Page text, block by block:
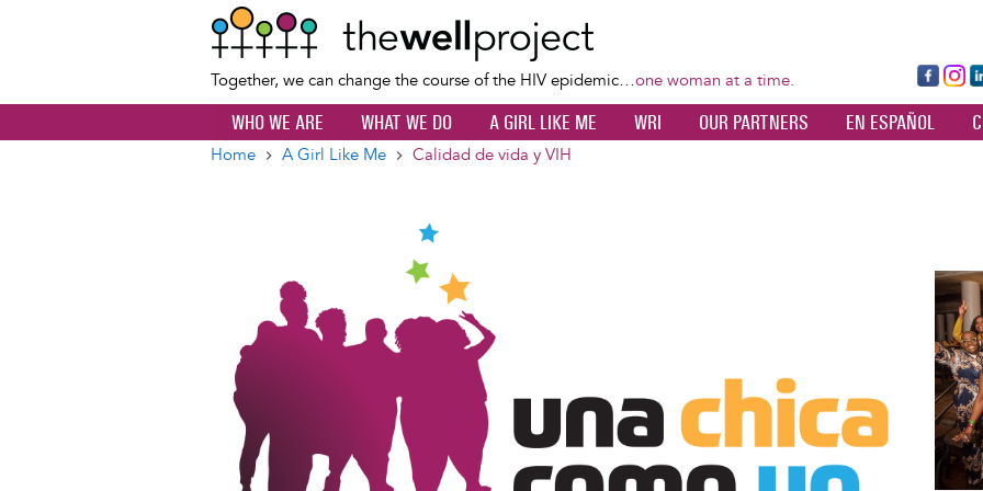
content
Together, we can change the course of the HIV epidemic…one woman at a time.
Fa
ce
bo
Ins
ta
dI
WHO WE ARE WHAT WE DO A GIRL LIKE ME WRI OUR PARTNERS EN ESPAÑOL
Home A Girl Like Me Calidad de vida y VIH
Image